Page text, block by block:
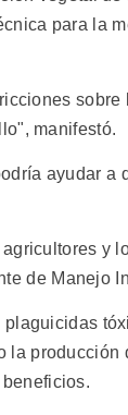
para la
sobre
manifestó.
ayudar a
y
de Manejo
la producción